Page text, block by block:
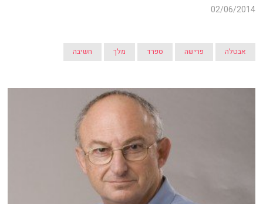
02/06/2014
אבטלה פרישה ספרד מלך חשיבה